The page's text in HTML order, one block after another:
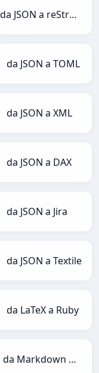
da JSON a reStructuredText
da JSON a TOML
da JSON a XML
da JSON a DAX
da JSON a Jira
da JSON a Textile
da LaTeX a Ruby
da Markdown a Ruby